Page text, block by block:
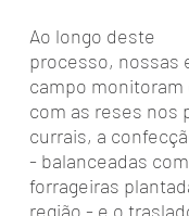
Ao longo deste
processo, nossas
campo monitoram
com as reses nos
currais, a
- balanceadas
forrageiras
região - e o